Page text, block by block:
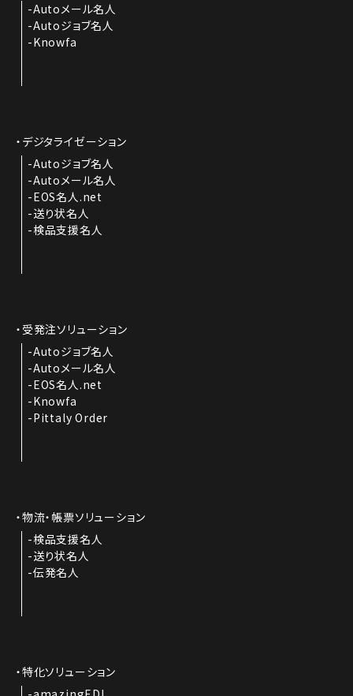
Autoメール名人
Autoジョブ名人
Knowfa
デジタライゼーション
Autoジョブ名人
Autoメール名人
EOS名人.net
送り状名人
検品支援名人
受発注ソリューション
Autoジョブ名人
Autoメール名人
EOS名人.net
Knowfa
Pittaly Order
物流・帳票ソリューション
検品支援名人
送り状名人
伝発名人
特化ソリューション